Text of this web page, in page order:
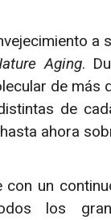
Aging.
de más
de
ahora
con un
los